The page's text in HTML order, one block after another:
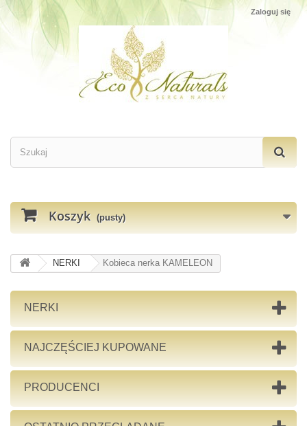
Zaloguj się
Koszyk (pusty)
NERKI Kobieca nerka KAMELEON
NERKI
NAJCZĘŚCIEJ KUPOWANE
PRODUCENCI